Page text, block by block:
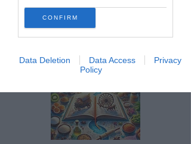
CONFIRM
Data Deletion Data Access
Privacy
Policy